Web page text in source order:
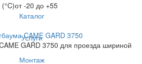
Каталог
Услуги
Монтаж
от -20 до +55
CAME GARD 3750
GARD 3750 для проезда шириной